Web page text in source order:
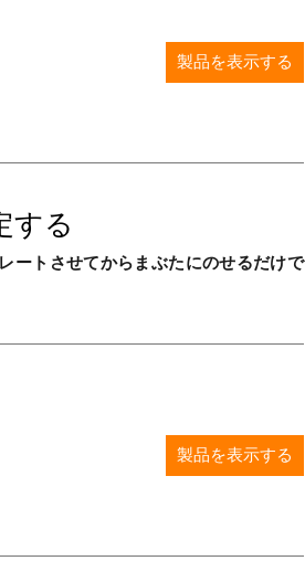
製品を表示する
する
ートさせてからまぶたにのせるだけで
製品を表示する